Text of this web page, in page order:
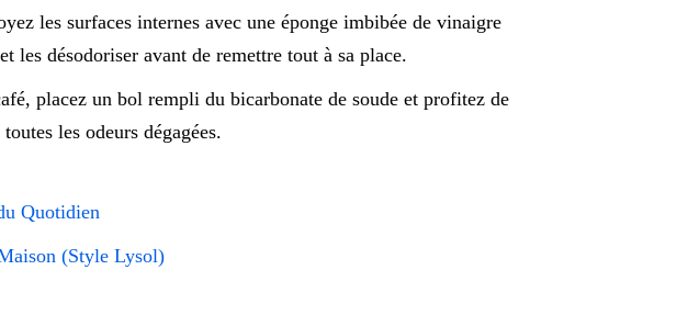
les surfaces internes avec une éponge imbibée de vinaigre
les désodoriser avant de remettre tout à sa place.
placez un bol rempli du bicarbonate de soude et profitez de
les odeurs dégagées.
Quotidien
(Style Lysol)